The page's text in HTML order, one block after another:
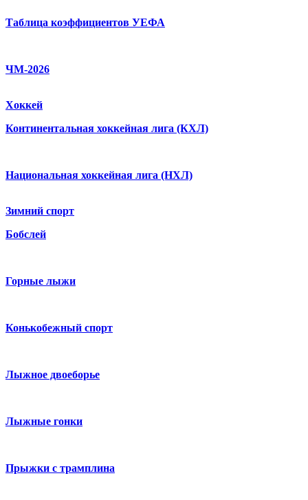
Таблица коэффициентов УЕФА
ЧМ-2026
Хоккей
Континентальная хоккейная лига (КХЛ)
Национальная хоккейная лига (НХЛ)
Зимний спорт
Бобслей
Горные лыжи
Конькобежный спорт
Лыжное двоеборье
Лыжные гонки
Прыжки с трамплина